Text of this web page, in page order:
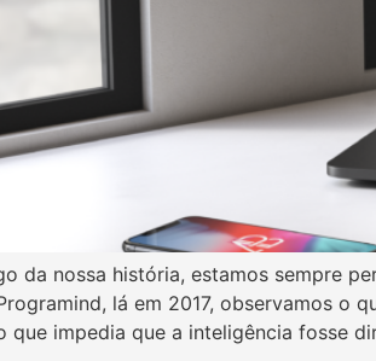
da nossa história, estamos sempre
lá em 2017, observamos o
que impedia que a inteligência fosse